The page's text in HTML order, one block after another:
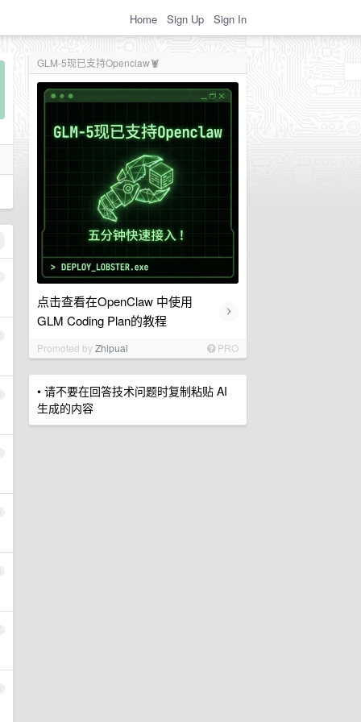
Home Sign Up Sign In
GLM-5现已支持Openclaw🦞
点击查看在OpenClaw 中使用
GLM Coding Plan的教程
›
Promoted byZhipuai PRO
• 请不要在回答技术问题时复制粘贴 AI
生成的内容